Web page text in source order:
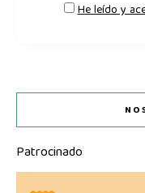
He leído y
Patrocinado